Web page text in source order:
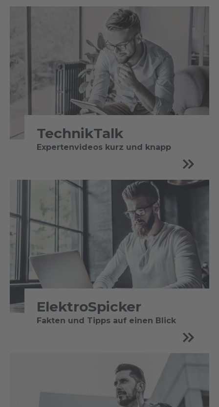
TechnikTalk
Expertenvideos kurz und knapp
ElektroSpicker
Fakten und Tipps auf einen Blick